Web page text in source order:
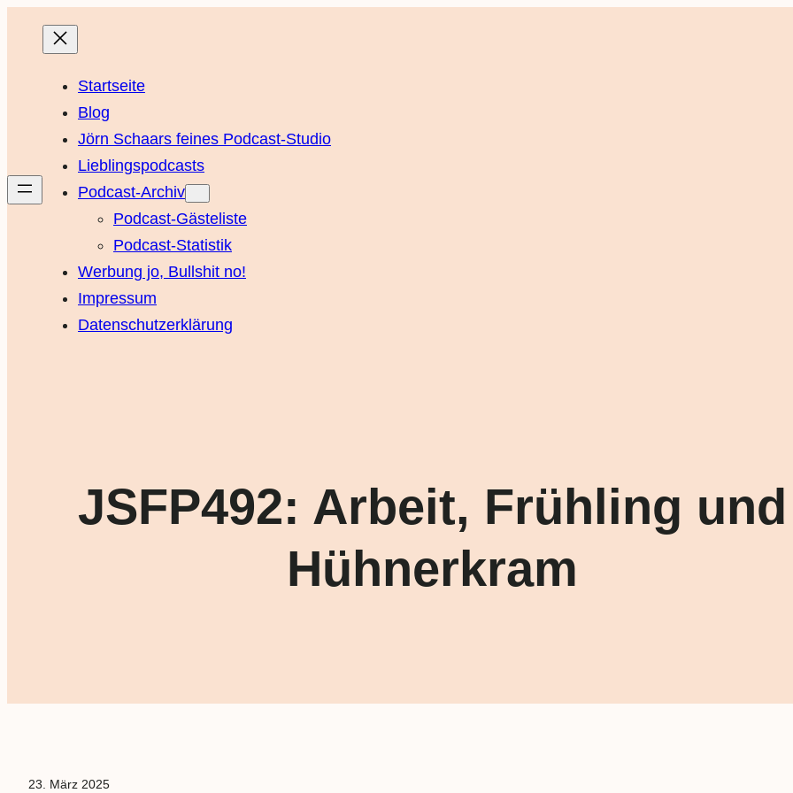
Startseite
Blog
Jörn Schaars feines Podcast-Studio
Lieblingspodcasts
Podcast-Archiv
Podcast-Gästeliste
Podcast-Statistik
Werbung jo, Bullshit no!
Impressum
Datenschutzerklärung
JSFP492: Arbeit, Frühling und
Hühnerkram
23. März 2025